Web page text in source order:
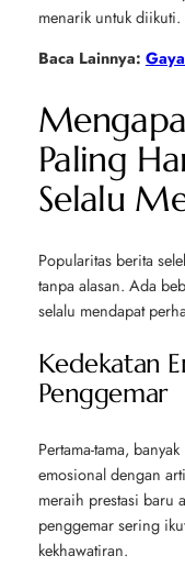
menarik untuk diikuti.
Baca Lainnya:
Paling
Selalu
Popularitas berita
tanpa alasan. Ada
selalu mendapat
Kedekatan
Penggemar
Pertama-tama,
emosional dengan
meraih prestasi baru
penggemar sering
kekhawatiran.